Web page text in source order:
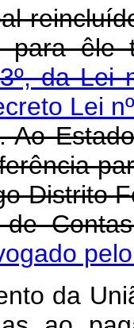
para êle
da Lei
Lei
Ao
Distrito
da